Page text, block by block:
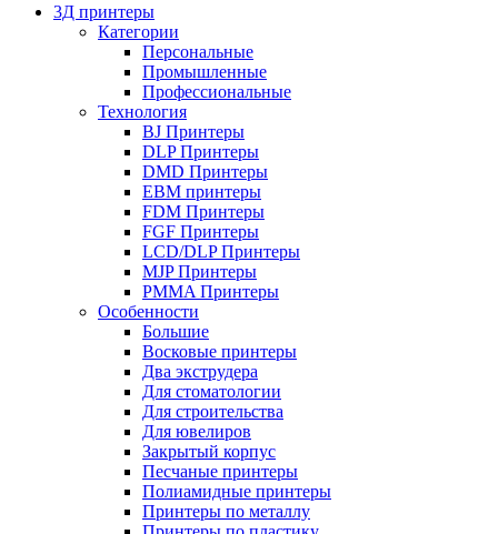
3Д принтеры
Категории
Персональные
Промышленные
Профессиональные
Технология
BJ Принтеры
DLP Принтеры
DMD Принтеры
EBM принтеры
FDM Принтеры
FGF Принтеры
LCD/DLP Принтеры
MJP Принтеры
PMMA Принтеры
Особенности
Большие
Восковые принтеры
Два экструдера
Для стоматологии
Для строительства
Для ювелиров
Закрытый корпус
Песчаные принтеры
Полиамидные принтеры
Принтеры по металлу